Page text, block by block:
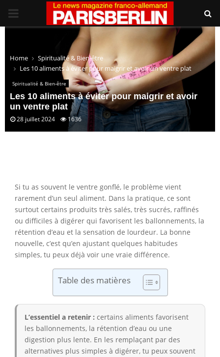
PRIMARY
Home
Spiritualité & Bien-être
Les 10 aliments à éviter pour maigrir et avoir un ventre plat
Spiritualité & Bien-être
Les 10 aliments à éviter pour maigrir et avoir
un ventre plat
28 juillet 2024 1636
Si tu as souvent le ventre gonflé, le problème vient
rarement d’un seul aliment. Dans la pratique, ce sont
surtout certains produits très salés, très sucrés, raffinés
ou difficiles à digérer qui favorisent les ballonnements, la
rétention d’eau et la sensation de lourdeur. La bonne
nouvelle, c’est qu’en ajustant quelques habitudes
simples, tu peux déjà voir une vraie différence.
Table des matières
L’essentiel a retenir : certains aliments favorisent
les ballonnements, la rétention d’eau ou une
digestion plus lente. En les remplaçant par des
alternatives plus simples à digérer, tu peux souvent